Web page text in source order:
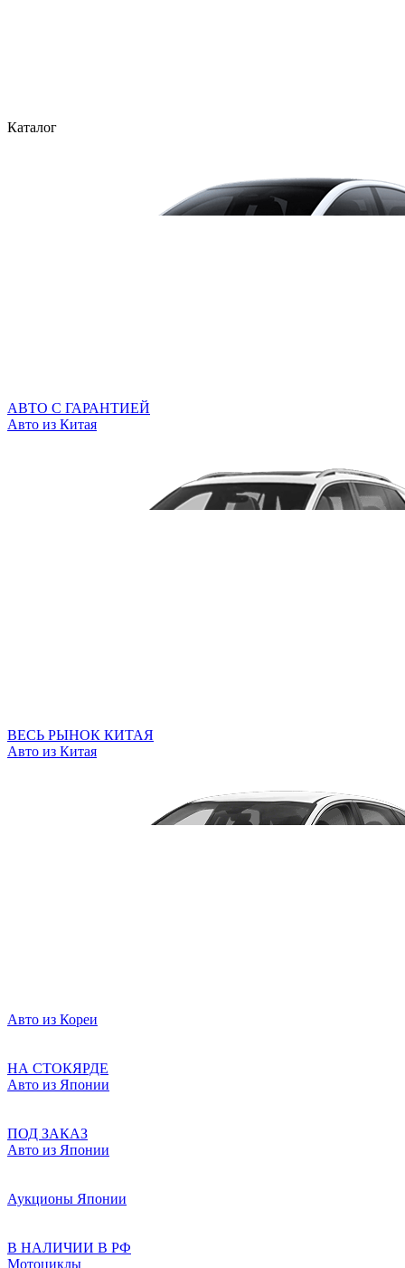
Каталог
АВТО С ГАРАНТИЕЙ
Авто из Китая
ВЕСЬ РЫНОК КИТАЯ
Авто из Китая
Авто из Кореи
НА СТОКЯРДЕ
Авто из Японии
ПОД ЗАКАЗ
Авто из Японии
Аукционы Японии
В НАЛИЧИИ В РФ
Мотоциклы